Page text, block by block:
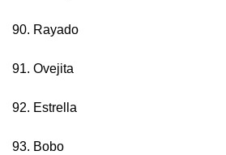
90. Rayado
91. Ovejita
92. Estrella
93. Bobo